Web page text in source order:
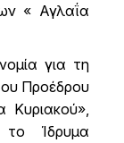
« Αγλαΐα
για τη
Προέδρου
Κυριακού»,
το Ίδρυμα